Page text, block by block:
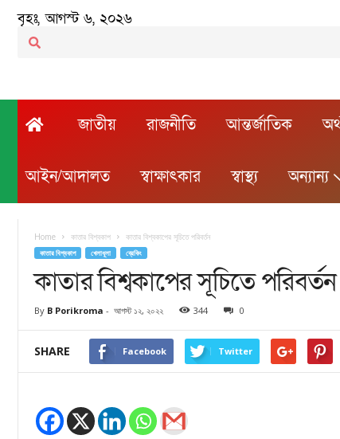
বৃহঃ, আগস্ট ৬, ২০২৬
জাতীয় রাজনীতি আন্তর্জাতিক
আইন/আদালত স্বাক্ষাৎকার স্বাস্থ্য অন্যান্য
Home কাত‍ার বিশ্বকাপ কাতার বিশ্বকাপের সূচিতে পরিবর্তন
কাত‍ার বিশ্বকাপ খেলাধূলা ব্রেকিং
কাতার বিশ্বকাপের সূচিতে পরিবর্তন
By B Porikroma - আগস্ট ১২, ২০২২ 344 0
SHARE Facebook Twitter